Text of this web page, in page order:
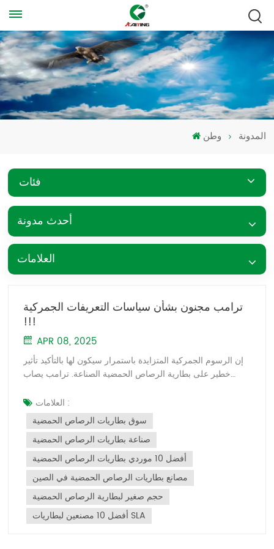
وطن المدونة
فئات
أحدث مدونة
العلامات
ترامب مجنون بشأن سياسات التعريفات الجمركية
!!!
APR 08, 2025
إن الرسوم الجمركية المتزايدة باستمرار سيكون لها بالتأكيد تأثير
خطير على بطارية الرصاص الحمضية الصناعة. ترامب يصاب
الصناعة ارتفاع تكاليف التعريفات الجمركية: تُفرض الآن رسوم
جمركية شاملة على صادرات بطاريات الرصاص الحمضية الصينية
إلى الولايات المتحدة بنسبة 54%، تُضاف إليها الرسوم الجمركية
السابقة و"الرسوم الجمركية المتبادلة" الجديدة. وقد أدى ذلك إلى
زيادة حادة في تكاليف التصدير، مما أدى إلى خسائر فادحة في
الطلبات للشركات الصغيرة والمتوسطة. طرق الشحن المحظورة:
تخضع مراكز الشحن الرئيسية في جنوب شرق آسيا (مثل فيتنام)
لرسوم جمركية بنسبة 46%، مما يحدّ من فرص تجاوز الرسوم
الجمركية عبر دول ثالثة. وتواجه المصانع الصينية في الخارج
تحديات في الربحية. ثانيًا: تصاعد المنافسة في جنوب شرق آسيا
العلامات :
سوق بطاريات الرصاص الحمضية
صناعة بطاريات الرصاص الحمضية
أفضل 10 موردي بطاريات الرصاص الحمضية
مصانع بطاريات الرصاص الحمضية في الصين
حجم صغير لبطارية الرصاص الحمضية
أفضل 10 مصنعين لبطاريات SLA